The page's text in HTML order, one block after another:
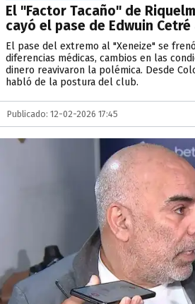
El "Factor Tacaño" de
cayó el pase de Edwuin Cetré
El pase del extremo al "Xeneize" se
diferencias médicas, cambios en las
dinero reavivaron la polémica. Desde
habló de la postura del club.
Publicado: 12-02-2026 17:45